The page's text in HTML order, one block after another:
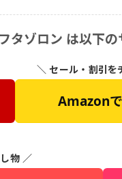
タゾロン は以下
＼ セール・割引を
Amazon
物 ／